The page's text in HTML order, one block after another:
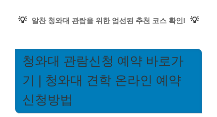
💡 알찬 청와대 관람을 위한 엄선된 추천 코스 확인! 💡
청와대 관람신청 예약 바로가
기 | 청와대 견학 온라인 예약
신청방법